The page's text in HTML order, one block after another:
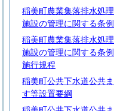
稲美町農業集落排水処理
施設の管理に関する条例
稲美町農業集落排水処理
施設の管理に関する条例
施行規程
稲美町公共下水道公共ま
す等設置要綱